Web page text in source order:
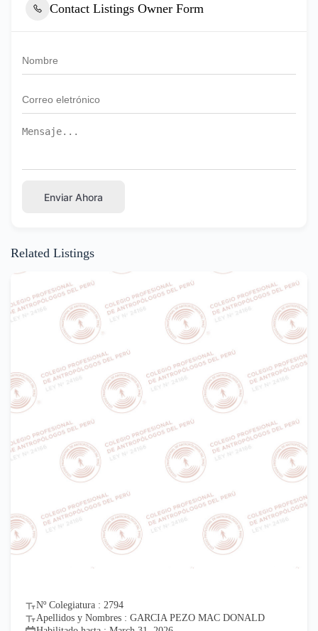
Contact Listings Owner Form
Enviar Ahora
Related Listings
Nº Colegiatura : 2794
Apellidos y Nombres : GARCIA PEZO MAC DONALD